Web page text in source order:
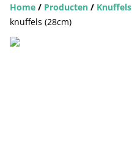
Home / Producten / Knuffels
knuffels (28cm)